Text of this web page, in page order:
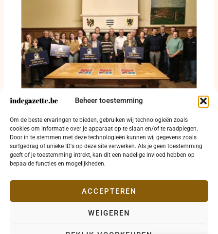
Beheer toestemming
Om de beste ervaringen te bieden, gebruiken wij technologieën zoals
cookies om informatie over je apparaat op te slaan en/of te raadplegen.
Door in te stemmen met deze technologieën kunnen wij gegevens zoals
surfgedrag of unieke ID's op deze site verwerken. Als je geen toestemming
geeft of je toestemming intrekt, kan dit een nadelige invloed hebben op
bepaalde functies en mogelijkheden.
ACCEPTEREN
WEIGEREN
Winnaars van de eindejaarsactie in
Diksmuide nemen prijzen in ontvangst
2 maart 2026
Copyright © 2026 indegazette.be |Privacy